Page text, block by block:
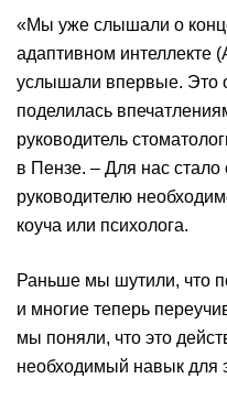
«Мы уже слышали о
адаптивном интеллекте
услышали впервые. Это
поделилась
руководитель
в Пензе. – Для нас
руководителю
коуча или психолога.
Раньше мы шутили, что
и многие теперь
мы поняли, что это
необходимый навык для